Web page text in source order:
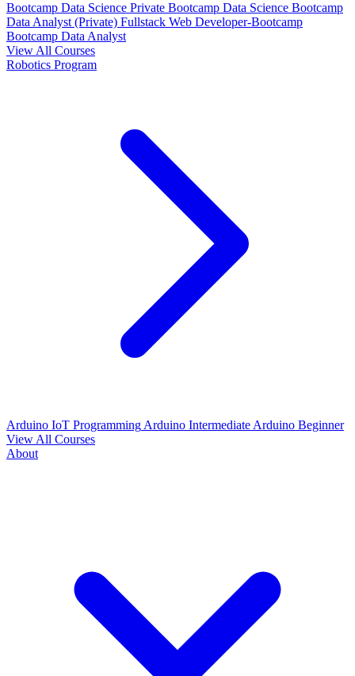
Bootcamp Data Science Private Bootcamp Data Science Bootcamp
Data Analyst (Private) Fullstack Web Developer-Bootcamp
Bootcamp Data Analyst
View All Courses
Robotics Program
Arduino IoT Programming Arduino Intermediate Arduino Beginner
View All Courses
About